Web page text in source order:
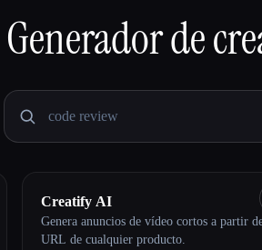
Generador de
Creatify AI
Genera anuncios de vídeo cortos a partir
URL de cualquier producto.